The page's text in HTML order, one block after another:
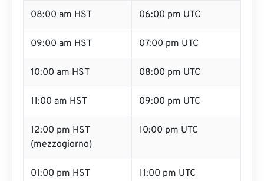
08:00 am HST 06:00 pm UTC
09:00 am HST 07:00 pm UTC
10:00 am HST 08:00 pm UTC
11:00 am HST 09:00 pm UTC
12:00 pm HST
(mezzogiorno)
10:00 pm UTC
01:00 pm HST 11:00 pm UTC